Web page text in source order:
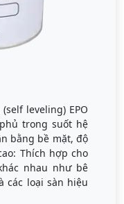
leveling) EPO
trong suốt hệ
bằng bề mặt, độ
Thích hợp cho
nhau như bê
các loại sàn hiệu